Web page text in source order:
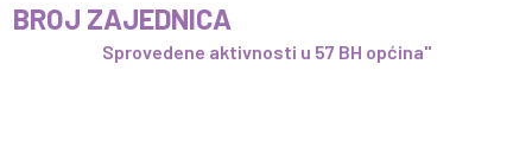
BROJ ZAJEDNICA
Sprovedene aktivnosti u 57 BH općina"